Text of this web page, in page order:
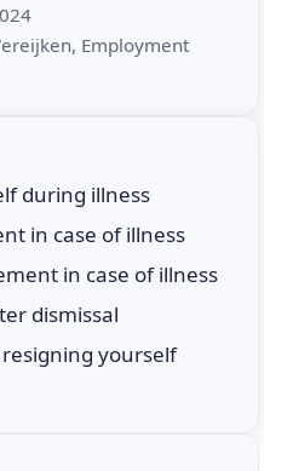
Employment
during illness
in case of illness
in case of illness
dismissal
yourself